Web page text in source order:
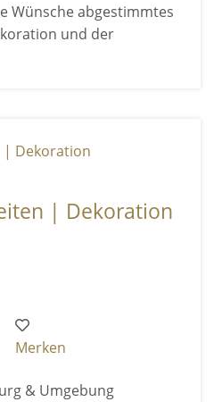
Wünsche abgestimmtes
und der
| Dekoration
Merken
& Umgebung